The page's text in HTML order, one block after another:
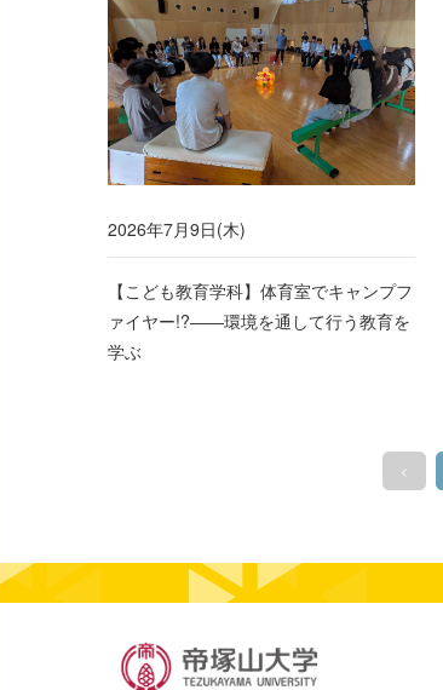
2026年7月9日(木)
【こども教育学科】体育室でキャンプフ
ァイヤー!?――環境を通して行う教育を
学ぶ
<